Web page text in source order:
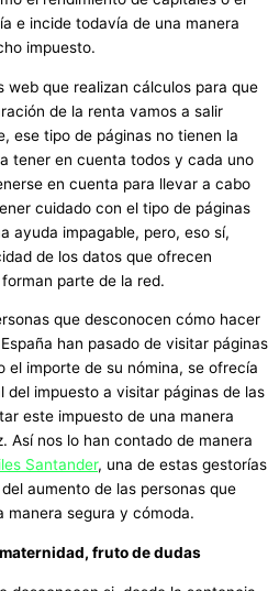
e incide todavía de una manera
impuesto.
web que realizan cálculos para que
de la renta vamos a salir
ese tipo de páginas no tienen la
tener en cuenta todos y cada uno
en cuenta para llevar a cabo
cuidado con el tipo de páginas
ayuda impagable, pero, eso sí,
de los datos que ofrecen
parte de la red.
que desconocen cómo hacer
han pasado de visitar páginas
el importe de su nómina, se ofrecía
del impuesto a visitar páginas de las
este impuesto de una manera
Así nos lo han contado de manera
Santander, una de estas gestorías
aumento de las personas que
manera segura y cómoda.
fruto de dudas